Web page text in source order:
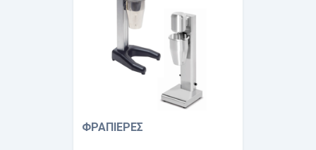
ΦΡΑΠΙΕΡΕΣ